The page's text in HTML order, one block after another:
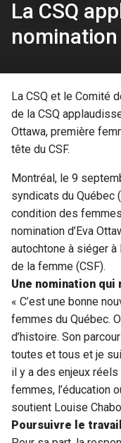
La CSQ
nomination
La CSQ et le Comité
de la CSQ
Ottawa, première
tête du CSF.
Montréal, le 9
syndicats du Québec
condition des
nomination d’Eva
autochtone à siéger
de la femme (CSF).
Une nomination qui
« C’est une bonne
femmes du Québec.
d’histoire. Son
toutes et tous et je
il y a des enjeux
femmes, l’éducation
soutient Louise
Poursuivre le